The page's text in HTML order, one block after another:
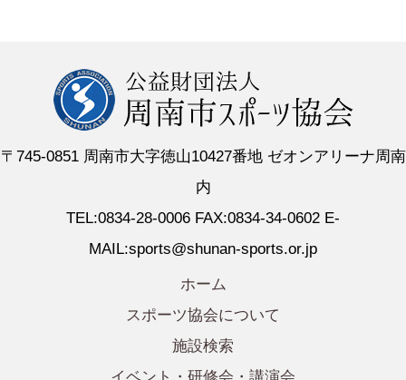
〒745-0851 周南市大字徳山10427番地 ゼオンアリーナ周南
内
TEL:0834-28-0006 FAX:0834-34-0602 E-
MAIL:sports@shunan-sports.or.jp
ホーム
スポーツ協会について
施設検索